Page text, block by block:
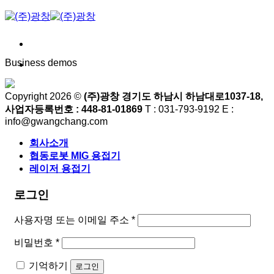
Skip
to
Business demos
Copyright 2026 © (주)광창 경기도 하남시 하남대로1037-18,
사업자등록번호 : 448-81-01869 T : 031-793-9192 E :
info@gwangchang.com
회사소개
협동로봇 MIG 용접기
레이저 용접기
로그인
사용자명 또는 이메일 주소 *필
비밀번호 *필
항
기억하기 로그인